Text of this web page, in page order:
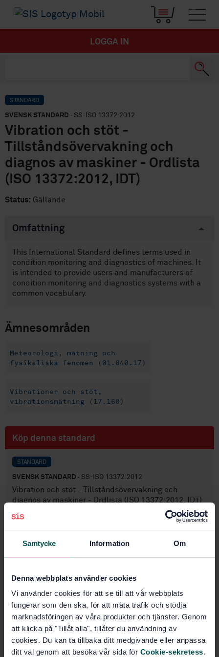
Samtycke Information Om
Denna webbplats använder cookies
Vi använder cookies för att se till att vår webbplats
fungerar som den ska, för att mäta trafik och stödja
marknadsföringen av våra produkter och tjänster. Genom
att klicka på "Tillåt alla", tillåter du användning av
cookies. Du kan ta tillbaka ditt medgivande eller anpassa
ditt val genom att besöka vår sida för Cookie-sekretess.
LOGGA IN
STANDARD
SVENSK STANDARD · SS-ISO 13372:2012
Vibration och stöt -
Tillståndsövervakning och
diagnos av maskiner - Ordlista
(ISO 13372:2012, IDT)
Status: Gällande
Omfattning
This International Standard defines terms used in
condition monitoring and diagnostics of machines. It
is intended to provide users and manufacturers of
condition monitoring and diagnostics systems with a
common vocabulary.
Ämnesområden
Meteorologi, mätning och
fysikaliska fenomen (01.040.17)
Vibrationer och stöt,
vibrationsmätning (17.160)
Köp denna standard
STANDARD
SVENSK STANDARD · SS-ISO 13372:2012
Vibration och stöt - Tillståndsövervakning och
diagnos av maskiner - Ordlista (ISO 13372:2012, IDT)
Prenumerera på standarden - Läs mer
Pris:789 SEK
Lägg i varukorgen
Fler alternativ
Produktinformation
Engelska Franska